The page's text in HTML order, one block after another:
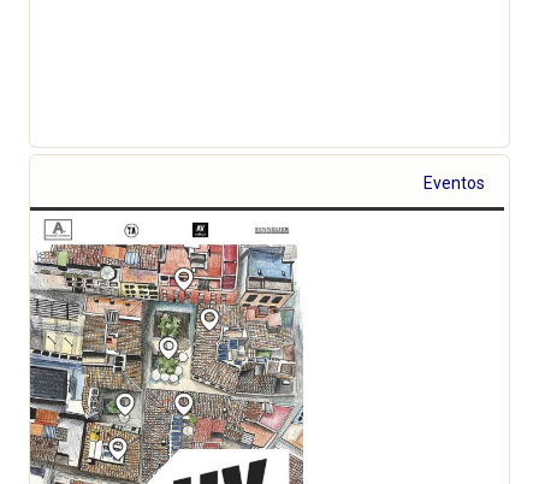
Eventos